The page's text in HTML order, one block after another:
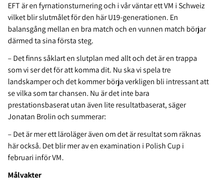
EFT är en fyrnationsturnering och i vår väntar ett VM i Schweiz
vilket blir slutmålet för den här U19-generationen. En
balansgång mellan en bra match och en vunnen match börjar
därmed ta sina första steg.
– Det finns såklart en slutplan med allt och det är en trappa
som vi ser det för att komma dit. Nu ska vi spela tre
landskamper och det kommer börja verkligen bli intressant att
se vilka som tar chansen. Nu är det inte bara
prestationsbaserat utan även lite resultatbaserat, säger
Jonatan Brolin och summerar:
– Det är mer ett läroläger även om det är resultat som räknas
här också. Det blir mer av en examination i Polish Cup i
februari inför VM.
Målvakter